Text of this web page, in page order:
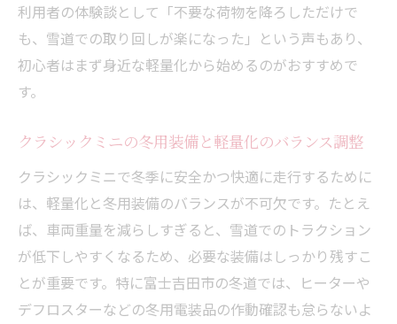
利用者の体験談として「不要な荷物を降ろしただけで
も、雪道での取り回しが楽になった」という声もあり、
初心者はまず身近な軽量化から始めるのがおすすめで
す。
クラシックミニの冬用装備と軽量化のバランス調整
クラシックミニで冬季に安全かつ快適に走行するために
は、軽量化と冬用装備のバランスが不可欠です。たとえ
ば、車両重量を減らしすぎると、雪道でのトラクション
が低下しやすくなるため、必要な装備はしっかり残すこ
とが重要です。特に富士吉田市の冬道では、ヒーターや
デフロスターなどの冬用電装品の作動確認も怠らないよ